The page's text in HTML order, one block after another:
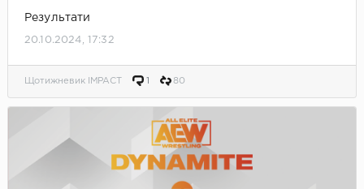
Результати
20.10.2024, 17:32
Щотижневик IMPACT 1 80